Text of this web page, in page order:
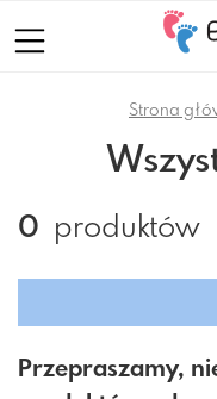
Strona
0 produktów
Przepraszamy,